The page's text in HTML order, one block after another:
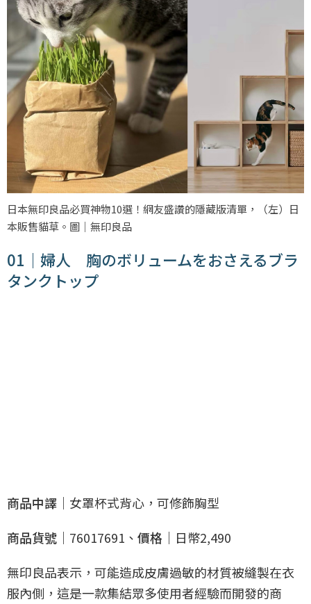
日本無印良品必買神物10選！網友盛讚的隱藏版清單，（左）日
本販售貓草。圖｜無印良品
01｜婦人 胸のボリュームをおさえるブラ
タンクトップ
商品中譯｜ 女罩杯式背心，可修飾胸型
商品貨號｜ 76017691、 價格｜ 日幣2,490
無印良品表示，可能造成皮膚過敏的材質被縫製在衣
服內側，這是一款集結眾多使用者經驗而開發的商